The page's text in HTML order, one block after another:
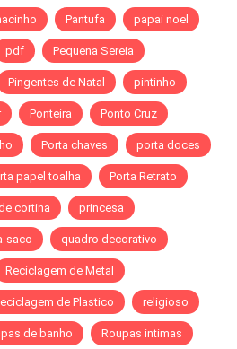
Pantufa papai noel
pdf Pequena Sereia
Pingentes de Natal pintinho
Ponteira Ponto Cruz
Porta chaves porta doces
papel toalha Porta Retrato
cortina princesa
saco quadro decorativo
Reciclagem de Metal
de Plastico religioso
de banho Roupas intimas